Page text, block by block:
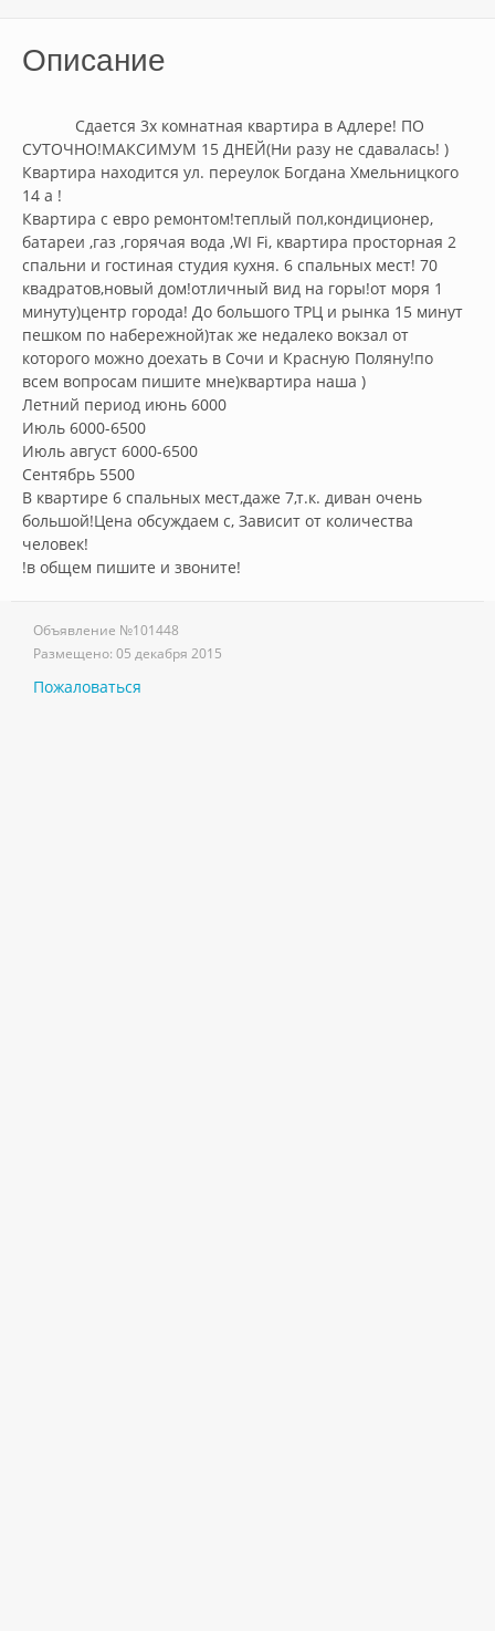
Описание
СУТОЧНО!МАКСИМУМ 15 ДНЕЙ(Ни разу не сдавалась! )
Квартира находится ул. переулок Богдана Хмельницкого
14 а !
Квартира с евро ремонтом!теплый пол,кондиционер,
батареи ,газ ,горячая вода ,WI Fi, квартира просторная 2
спальни и гостиная студия кухня. 6 спальных мест! 70
квадратов,новый дом!отличный вид на горы!от моря 1
минуту)центр города! До большого ТРЦ и рынка 15 минут
пешком по набережной)так же недалеко вокзал от
которого можно доехать в Сочи и Красную Поляну!по
всем вопросам пишите мне)квартира наша )
Летний период июнь 6000
Июль 6000-6500
Июль август 6000-6500
Сентябрь 5500
В квартире 6 спальных мест,даже 7,т.к. диван очень
большой!Цена обсуждаем с, Зависит от количества
человек!
!в общем пишите и звоните!
Объявление №101448
Размещено: 05 декабря 2015
Пожаловаться